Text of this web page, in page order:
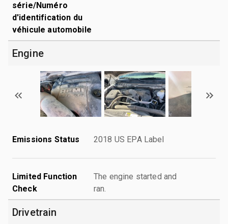
série/Numéro
d'identification du
véhicule automobile
Engine
Emissions Status 2018 US EPA Label
Limited Function
Check
The engine started and
ran.
Drivetrain